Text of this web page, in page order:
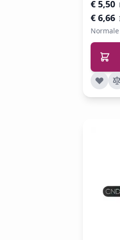
€ 6,66
€ 5,50